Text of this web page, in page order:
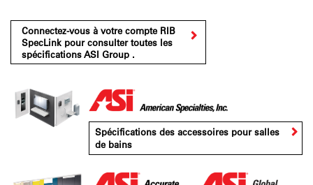
Connectez-vous à votre compte RIB
SpecLink pour consulter toutes les
spécifications ASI Group .
Spécifications des accessoires pour salles
de bains